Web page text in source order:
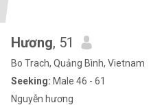
Hương, 51
Bo Trach, Quảng Bình, Vietnam
Seeking: Male 46 - 61
Nguyễn hương